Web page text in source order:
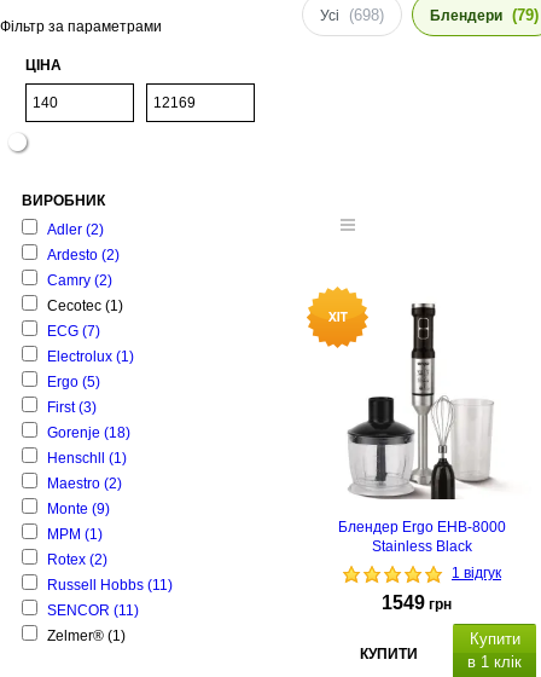
Фільтр за параметрами
ЦІНА
ВИРОБНИК
Adler (2)
Ardesto (2)
Camry (2)
Cecotec (1)
ECG (7)
Electrolux (1)
Ergo (5)
First (3)
Gorenje (18)
Henschll
(1)
Maestro (2)
Monte (9)
MPM (1)
Rotex (2)
Russell Hobbs (11)
SENCOR (11)
Zelmer® (1)
Усі (698) Блендери (79)
Блендер Ergo EHB-8000
Stainless Black
1 відгук
1549 грн
КУПИТИ
Купити
в 1 клік